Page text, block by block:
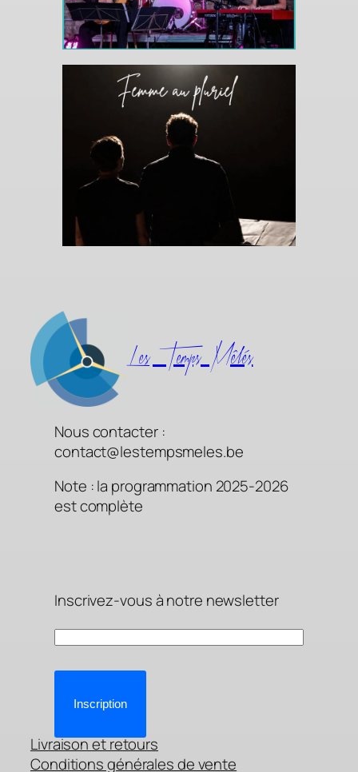
Les Temps Mêlés
Nous contacter :
contact@lestempsmeles.be
Note : la programmation 2025-2026
est complète
Inscrivez-vous à notre newsletter
Inscription
Livraison et retours
Conditions générales de vente